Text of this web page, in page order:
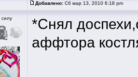
Добавлено: Сб мар 13, 2010 6:18 pm
*Снял
аффтора